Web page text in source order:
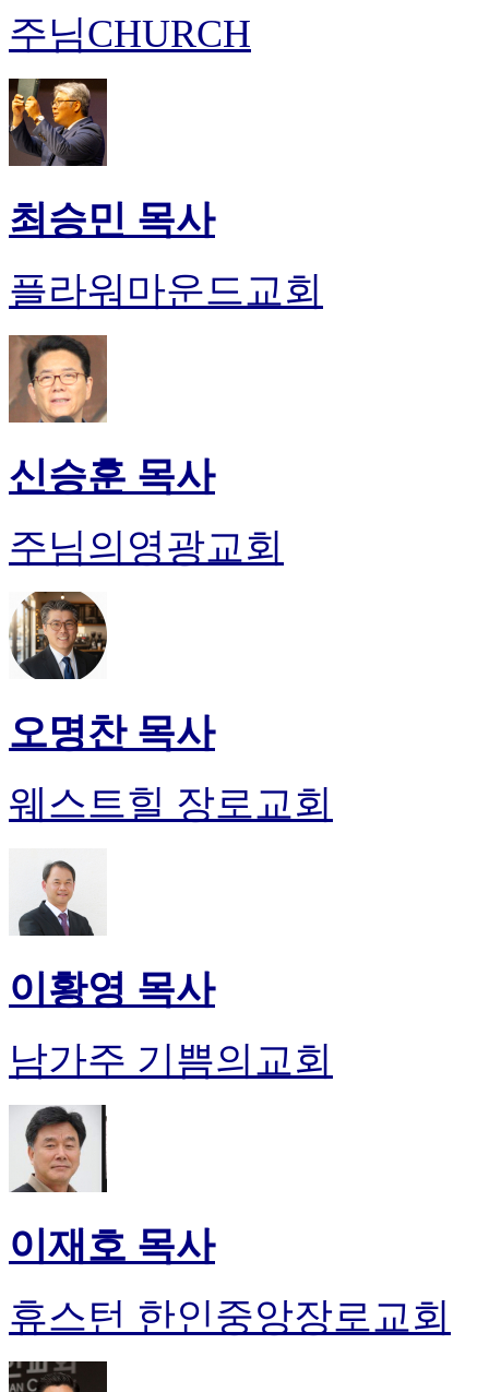
주님CHURCH
최승민 목사
플라워마운드교회
신승훈 목사
주님의영광교회
오명찬 목사
웨스트힐 장로교회
이황영 목사
남가주 기쁨의교회
이재호 목사
휴스턴 한인중앙장로교회